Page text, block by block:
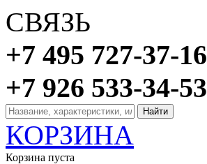
+7 495 727-37-16
+7 926 533-34-53
КОРЗИНА
Корзина пуста